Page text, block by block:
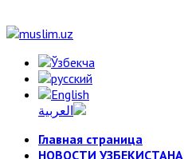
Главная страница
НОВОСТИ УЗБЕКИСТАНА